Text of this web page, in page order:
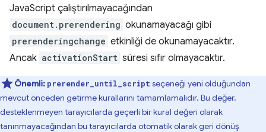
JavaScript çalıştırılmayacağından
document.prerendering okunamayacağı gibi
prerenderingchange etkinliği de okunamayacaktır.
Ancak activationStart süresi sıfır olmayacaktır.
Önemli: prerender_until_script seçeneği yeni olduğundan
mevcut önceden getirme kurallarını tamamlamalıdır. Bu değer,
desteklenmeyen tarayıcılarda geçerli bir kural değeri olarak
tanınmayacağından bu tarayıcılarda otomatik olarak geri dönüş